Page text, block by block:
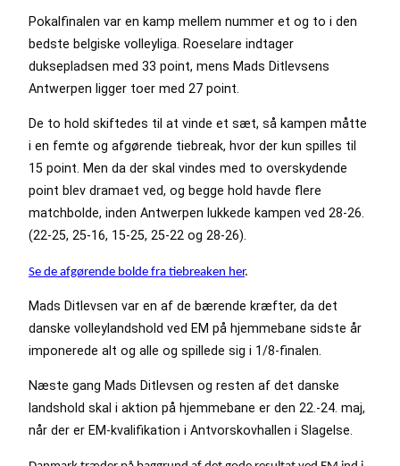
Pokalfinalen var en kamp mellem nummer et og to i den
bedste belgiske volleyliga. Roeselare indtager
duksepladsen med 33 point, mens Mads Ditlevsens
Antwerpen ligger toer med 27 point.
De to hold skiftedes til at vinde et sæt, så kampen måtte
i en femte og afgørende tiebreak, hvor der kun spilles til
15 point. Men da der skal vindes med to overskydende
point blev dramaet ved, og begge hold havde flere
matchbolde, inden Antwerpen lukkede kampen ved 28-26.
(22-25, 25-16, 15-25, 25-22 og 28-26).
Se de afgørende bolde fra tiebreaken her.
Mads Ditlevsen var en af de bærende kræfter, da det
danske volleylandshold ved EM på hjemmebane sidste år
imponerede alt og alle og spillede sig i 1/8-finalen.
Næste gang Mads Ditlevsen og resten af det danske
landshold skal i aktion på hjemmebane er den 22.-24. maj,
når der er EM-kvalifikation i Antvorskovhallen i Slagelse.